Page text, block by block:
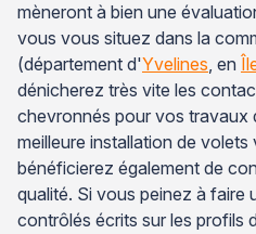
mèneront à bien une
vous vous situez dans la
(département d'Yvelines, en
dénicherez très vite les
chevronnés pour vos travaux
meilleure installation de
bénéficierez également de
qualité. Si vous peinez à faire
contrôlés écrits sur les profils